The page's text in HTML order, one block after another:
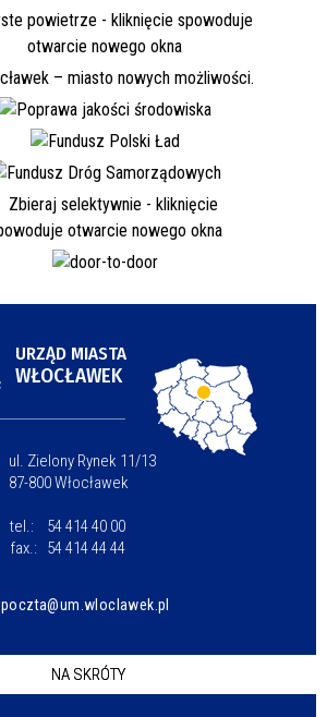
URZĄD MIASTA
WŁOCŁAWEK
ul. Zielony Rynek 11/13
87-800 Włocławek
tel.:
54 414 40 00
fax.:
54 414 44 44
poczta@um.wloclawek.pl
NA SKRÓTY